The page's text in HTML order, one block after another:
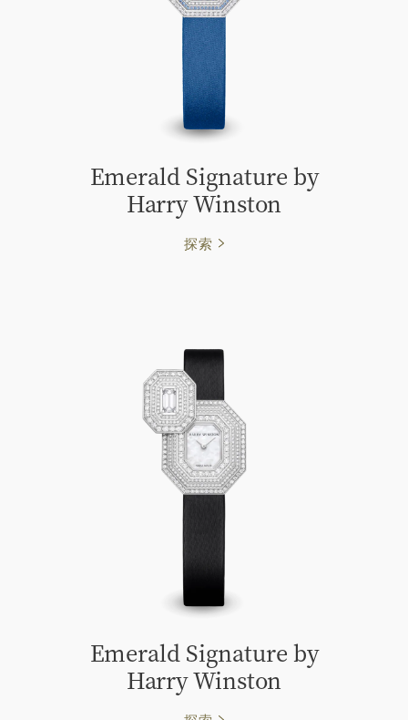
Emerald Signature by
Harry Winston
探索
Emerald Signature by
Harry Winston